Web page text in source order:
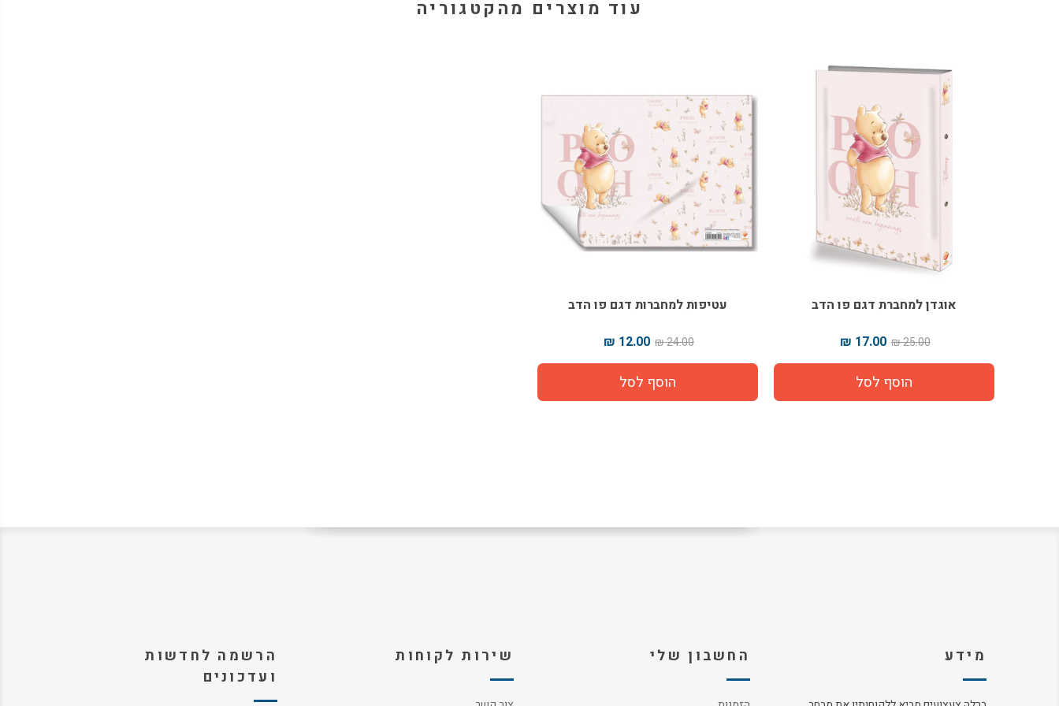
עוד מוצרים מהקטגוריה
אוגדן למחברת דגם פו הדב
25.00 ₪
17.00 ₪
עטיפות למחברות דגם פו הדב
24.00 ₪
12.00 ₪
מידע החשבון שלי שירות לקוחות
הרשמה לחדשות
ועדכונים